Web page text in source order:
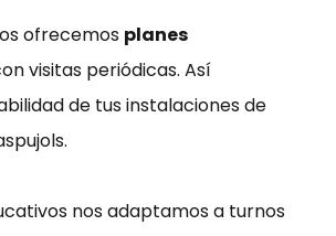
ofrecemos planes
visitas periódicas. Así
de tus instalaciones de
nos adaptamos a turnos